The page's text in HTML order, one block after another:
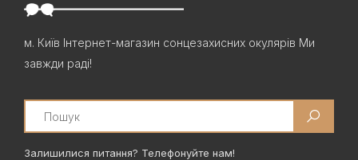
м. Київ Інтернет-магазин сонцезахисних окулярів Ми
завжди раді!
Search
Залишилися питання? Телефонуйте нам!